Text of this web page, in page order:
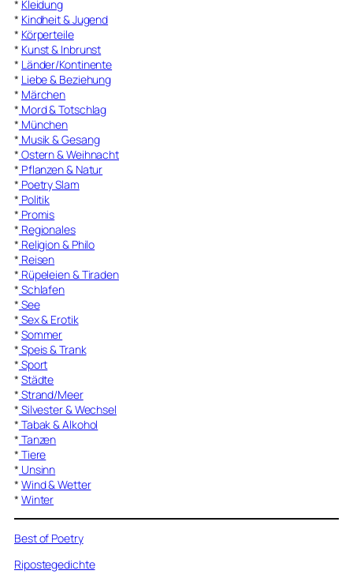
* Kleidung
* Kindheit & Jugend
* Körperteile
* Kunst & Inbrunst
* Länder/Kontinente
* Liebe & Beziehung
* Märchen
* Mord & Totschlag
* München
* Musik & Gesang
* Ostern & Weihnacht
* Pflanzen & Natur
* Poetry Slam
* Politik
* Promis
* Regionales
* Religion & Philo
* Reisen
* Rüpeleien & Tiraden
* Schlafen
* See
* Sex & Erotik
* Sommer
* Speis & Trank
* Sport
* Städte
* Strand/Meer
* Silvester & Wechsel
* Tabak & Alkohol
* Tanzen
* Tiere
* Unsinn
* Wind & Wetter
* Winter
Best of Poetry
Ripostegedichte